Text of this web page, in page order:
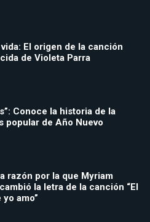
El origen de la canción
de Violeta Parra
Conoce la historia de la
popular de Año Nuevo
razón por la que Myriam
la letra de la canción “El
amo”